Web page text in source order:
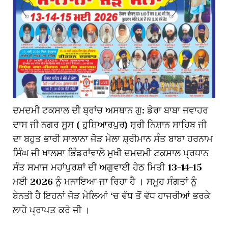
ਦਮਦਮੀ ਟਕਸਾਲ ਦੀ ਬ੍ਰਾਂਚ ਅਸਥਾਨ ਗੁ: ਡੇਰਾ ਬਾਬਾ ਜਵਾਹਰ
ਦਾਸ ਜੀ ਨਗਰ ਸੂਸ ( ਹੁਸ਼ਿਆਰਪੁਰ) ਸ਼੍ਰੀ ਨਿਸ਼ਾਨ ਸਾਹਿਬ ਜੀ
ਦਾ ਬਹੁਤ ਭਾਰੀ ਸਾਲਾਨਾ ਜੋੜ ਮੇਲਾ ਸ਼੍ਰੀਮਾਨ ਸੰਤ ਬਾਬਾ ਹਰਨਾਮ
ਸਿੰਘ ਜੀ ਖਾਲਸਾ ਭਿੰਡਰਾਂਵਾਲੇ ਮੁਖੀ ਦਮਦਮੀ ਟਕਸਾਲ ਪ੍ਰਧਾਨ
ਸੰਤ ਸਮਾਜ ਮਹਾਂਪੁਰਸ਼ਾਂ ਦੀ ਅਗੁਵਾਈ ਹੇਠ ਮਿਤੀ 13-14-15
ਮਈ 2026 ਨੂੰ ਮਨਾਇਆ ਜਾ ਰਿਹਾ ਹੈ । ਸਮੂਹ ਸੰਗਤਾਂ ਨੂੰ
ਬੇਨਤੀ ਹੈ ਇਹਨਾਂ ਜੋੜ ਮੇਲਿਆਂ ‘ਚ ਵੱਧ ਤੋਂ ਵੱਧ ਹਾਜਰੀਆਂ ਭਰਕੇ
ਲਾਹੇ ਪ੍ਰਾਪਤ ਕਰੋ ਜੀ ।